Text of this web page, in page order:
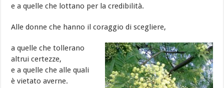
e a quelle che lottano per la credibilità.
Alle donne che hanno il coraggio di scegliere,
a quelle che tollerano
altrui certezze,
e a quelle che alle quali
è vietato averne.